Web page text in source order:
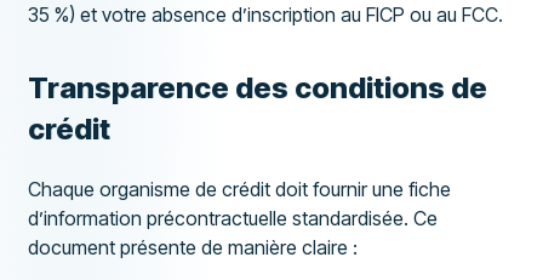
35 %) et votre absence d’inscription au FICP ou au FCC.
Transparence des conditions de
crédit
Chaque organisme de crédit doit fournir une fiche
d’information précontractuelle standardisée. Ce
document présente de manière claire :